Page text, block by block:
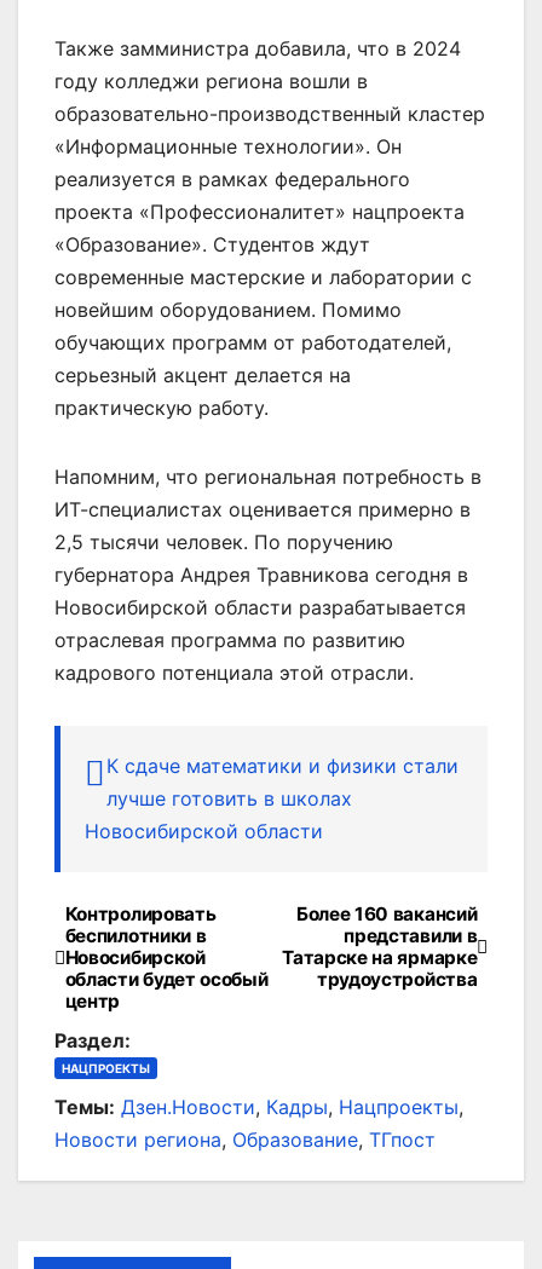
Также замминистра добавила, что в 2024
году колледжи региона вошли в
образовательно-производственный кластер
«Информационные технологии». Он
реализуется в рамках федерального
проекта «Профессионалитет» нацпроекта
«Образование». Студентов ждут
современные мастерские и лаборатории с
новейшим оборудованием. Помимо
обучающих программ от работодателей,
серьезный акцент делается на
практическую работу.
Напомним, что региональная потребность в
ИТ-специалистах оценивается примерно в
2,5 тысячи человек. По поручению
губернатора Андрея Травникова сегодня в
Новосибирской области разрабатывается
отраслевая программа по развитию
кадрового потенциала этой отрасли.
К сдаче математики и физики стали
лучше готовить в школах
Новосибирской области
Навигация
по
записям
Более 160 вакансий
представили в
Татарске на ярмарке
трудоустройства
Контролировать
беспилотники в
Новосибирской
области будет особый
центр
Раздел:
НАЦПРОЕКТЫ
Темы: Дзен.Новости, Кадры, Нацпроекты,
Новости региона, Образование, ТГпост